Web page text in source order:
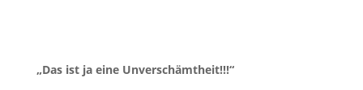
„Das ist ja eine Unverschämtheit!!!“